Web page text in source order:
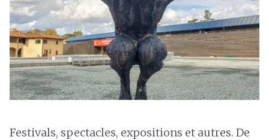
Festivals, spectacles, expositions et autres. De